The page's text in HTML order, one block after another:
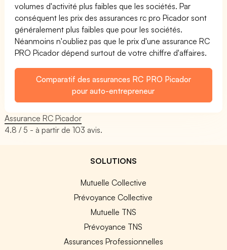
volumes d'activité plus faibles que les sociétés. Par
conséquent les prix des assurances rc pro Picador sont
généralement plus faibles que pour les sociétés.
Néanmoins n'oubliez pas que le prix d'une assurance RC
PRO Picador dépend surtout de votre chiffre d'affaires.
Comparatif des assurances RC PRO Picador
pour auto-entrepreneur
Assurance RC Picador
4.8 / 5 - à partir de103 avis.
SOLUTIONS
Mutuelle Collective
Prévoyance Collective
Mutuelle TNS
Prévoyance TNS
Assurances Professionnelles